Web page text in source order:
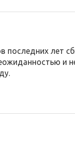
последних лет
и